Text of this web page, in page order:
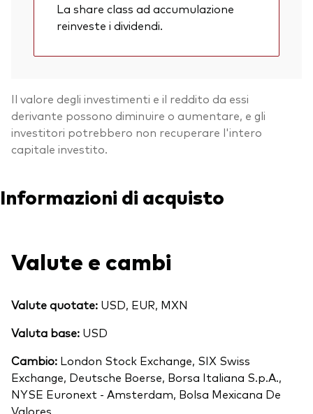
La share class ad accumulazione
reinveste i dividendi.
Il valore degli investimenti e il reddito da essi
derivante possono diminuire o aumentare, e gli
investitori potrebbero non recuperare l'intero
capitale investito.
Informazioni di acquisto
Valute e cambi
Valute quotate: USD, EUR, MXN
Valuta base: USD
Cambio: London Stock Exchange, SIX Swiss
Exchange, Deutsche Boerse, Borsa Italiana S.p.A.,
NYSE Euronext - Amsterdam, Bolsa Mexicana De
Valores